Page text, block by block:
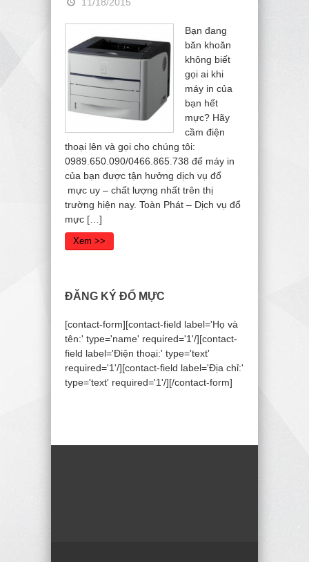
Bạn đang
băn khoăn
không biết
gọi ai khi
máy in của
bạn hết
mực? Hãy
cầm điện
thoại lên và gọi cho chúng tôi:
0989.650.090/0466.865.738 để máy in
của bạn được tận hưởng dịch vụ đổ
mực uy – chất lượng nhất trên thị
trường hiện nay. Toàn Phát – Dịch vụ đổ
mực […]
Xem >>
ĐĂNG KÝ ĐỔ MỰC
[contact-form][contact-field label='Họ và
tên:' type='name' required='1'/][contact-
field label='Điện thoại:' type='text'
required='1'/][contact-field label='Địa chỉ:'
type='text' required='1'/][/contact-form]